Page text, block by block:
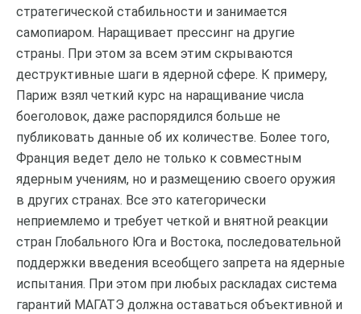
стратегической стабильности и занимается
самопиаром. Наращивает прессинг на другие
страны. При этом за всем этим скрываются
деструктивные шаги в ядерной сфере. К примеру,
Париж взял четкий курс на наращивание числа
боеголовок, даже распорядился больше не
публиковать данные об их количестве. Более того,
Франция ведет дело не только к совместным
ядерным учениям, но и размещению своего оружия
в других странах. Все это категорически
неприемлемо и требует четкой и внятной реакции
стран Глобального Юга и Востока, последовательной
поддержки введения всеобщего запрета на ядерные
испытания. При этом при любых раскладах система
гарантий МАГАТЭ должна оставаться объективной и